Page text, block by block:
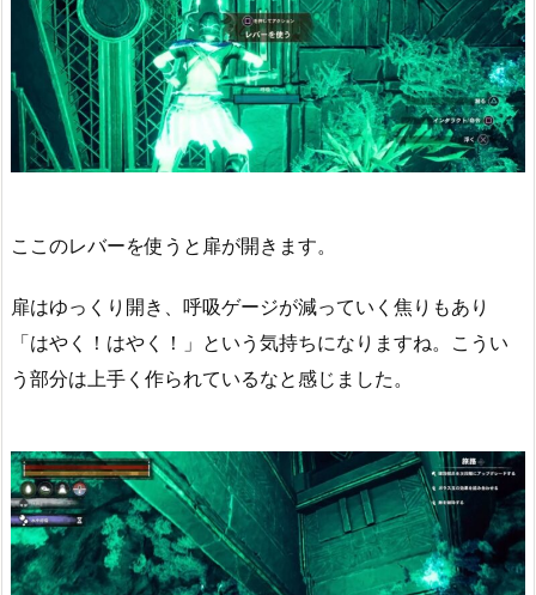
ここのレバーを使うと扉が開きます。
扉はゆっくり開き、呼吸ゲージが減っていく焦りもあり
「はやく！はやく！」という気持ちになりますね。こうい
う部分は上手く作られているなと感じました。